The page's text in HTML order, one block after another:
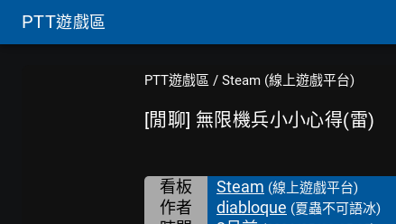
PTT遊戲區
PTT遊戲區 / Steam (線上遊戲平台)
[閒聊] 無限機兵小小心得(雷)
看板 Steam (線上遊戲平台)
作者 diabloque (夏蟲不可語冰)